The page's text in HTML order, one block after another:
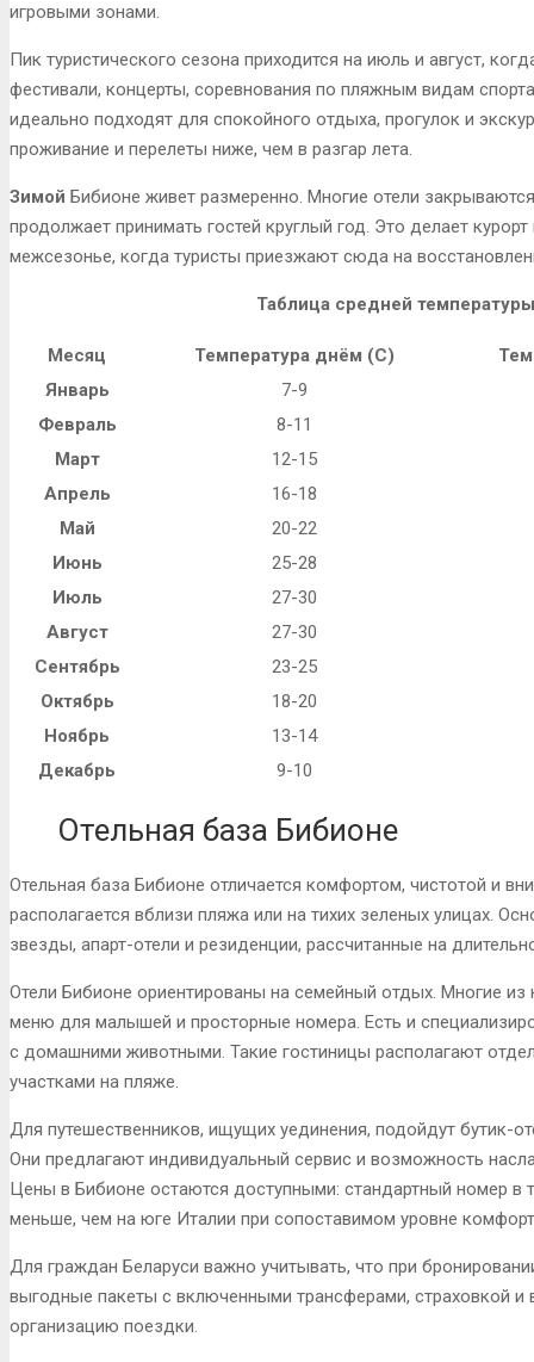
игровыми зонами.
Пик туристического сезона приходится на июль и август,
фестивали, концерты, соревнования по пляжным видам
идеально подходят для спокойного отдыха, прогулок и
проживание и перелеты ниже, чем в разгар лета.
Зимой Бибионе живет размеренно. Многие отели
продолжает принимать гостей круглый год. Это делает
межсезонье, когда туристы приезжают сюда на
Таблица средней
Месяц Температура днём (C)
Январь
7-9
Февраль
8-11
Март
12-15
Апрель
16-18
Май
20-22
Июнь
25-28
Июль
27-30
Август
27-30
Сентябрь
23-25
Октябрь
18-20
Ноябрь
13-14
Декабрь
9-10
Отельная база Бибионе
Отельная база Бибионе отличается комфортом, чистотой и
располагается вблизи пляжа или на тихих зеленых улицах.
звезды, апарт-отели и резиденции, рассчитанные на
Отели Бибионе ориентированы на семейный отдых. Многие
меню для малышей и просторные номера. Есть и
с домашними животными. Такие гостиницы располагают
участками на пляже.
Для путешественников, ищущих уединения, подойдут бутик-
Они предлагают индивидуальный сервис и возможность
Цены в Бибионе остаются доступными: стандартный номер в
меньше, чем на юге Италии при сопоставимом уровне
Для граждан Беларуси важно учитывать, что при
выгодные пакеты с включенными трансферами, страховкой
организацию поездки.